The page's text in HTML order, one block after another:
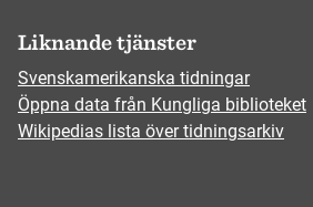
Liknande tjänster
Svenskamerikanska tidningar
Öppna data från Kungliga biblioteket
Wikipedias lista över tidningsarkiv